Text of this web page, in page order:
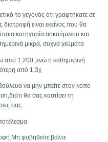
το γεγονός ότι γραφτήκατε σε
είναι εκείνος που θα
κατηγορία ασκούμενου και
μικρά, συχνά γεύματα
από 1.200 ,ενώ η καθημερινή
από 1,3χ
να μην μπείτε στον κόπο
θα σας κοστίσει τη
σας.
φοβηθείτε,βάλτε